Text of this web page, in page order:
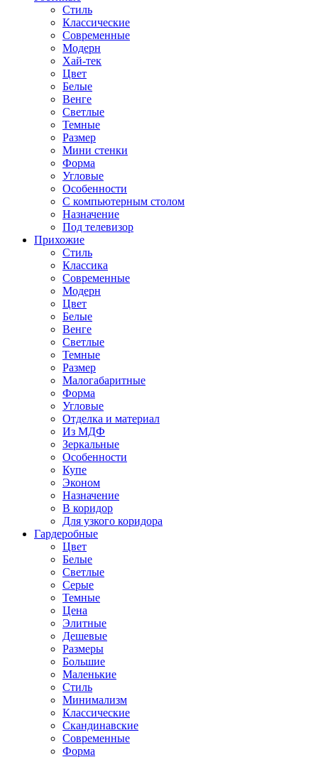
Стиль
Классические
Современные
Модерн
Хай-тек
Цвет
Белые
Венге
Светлые
Темные
Размер
Мини стенки
Форма
Угловые
Особенности
С компьютерным столом
Назначение
Под телевизор
Прихожие
Стиль
Классика
Современные
Модерн
Цвет
Белые
Венге
Светлые
Темные
Размер
Малогабаритные
Форма
Угловые
Отделка и материал
Из МДФ
Зеркальные
Особенности
Купе
Эконом
Назначение
В коридор
Для узкого коридора
Гардеробные
Цвет
Белые
Светлые
Серые
Темные
Цена
Элитные
Дешевые
Размеры
Большие
Маленькие
Стиль
Минимализм
Классические
Скандинавские
Современные
Форма